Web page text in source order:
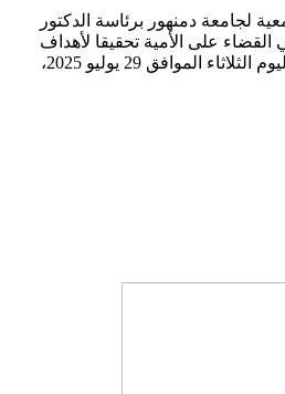
لجامعة دمنهور برئاسة الدكتور
القضاء على الأمية تحقيقا لأهداف
التنمية المستدامة، انطلقت اليوم الثلاثاء الموافق 29 يوليو 2025،